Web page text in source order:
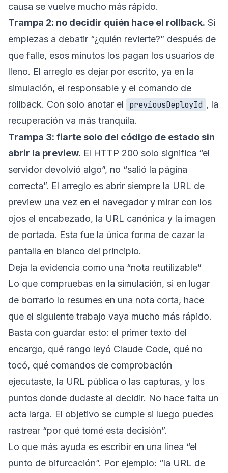
causa se vuelve mucho más rápido.
Trampa 2: no decidir quién hace el rollback. Si
empiezas a debatir “¿quién revierte?” después de
que falle, esos minutos los pagan los usuarios de
lleno. El arreglo es dejar por escrito, ya en la
simulación, el responsable y el comando de
rollback. Con solo anotar el
previousDeployId , la
recuperación va más tranquila.
Trampa 3: fiarte solo del código de estado sin
abrir la preview. El HTTP 200 solo significa “el
servidor devolvió algo”, no “salió la página
correcta”. El arreglo es abrir siempre la URL de
preview una vez en el navegador y mirar con los
ojos el encabezado, la URL canónica y la imagen
de portada. Esta fue la única forma de cazar la
pantalla en blanco del principio.
Deja la evidencia como una “nota reutilizable”
Lo que compruebas en la simulación, si en lugar
de borrarlo lo resumes en una nota corta, hace
que el siguiente trabajo vaya mucho más rápido.
Basta con guardar esto: el primer texto del
encargo, qué rango leyó Claude Code, qué no
tocó, qué comandos de comprobación
ejecutaste, la URL pública o las capturas, y los
puntos donde dudaste al decidir. No hace falta un
acta larga. El objetivo se cumple si luego puedes
rastrear “por qué tomé esta decisión”.
Lo que más ayuda es escribir en una línea “el
punto de bifurcación”. Por ejemplo: “la URL de